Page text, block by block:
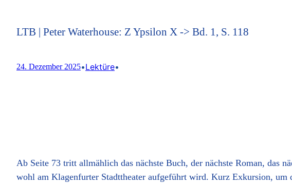
LTB | Peter Waterhouse: Z Ypsilon X -> Bd. 1, S. 118
24. Dezember 2025•Lektüre•
Ab Seite 73 tritt allmählich das nächste Buch, der nächste Roman, das
wohl am Klagenfurter Stadttheater aufgeführt wird. Kurz Exkursion,